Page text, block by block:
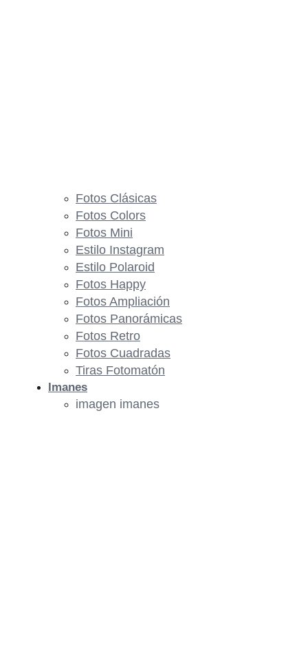
Fotos Clásicas
Fotos Colors
Fotos Mini
Estilo Instagram
Estilo Polaroid
Fotos Happy
Fotos Ampliación
Fotos Panorámicas
Fotos Retro
Fotos Cuadradas
Tiras Fotomatón
Imanes
imagen imanes